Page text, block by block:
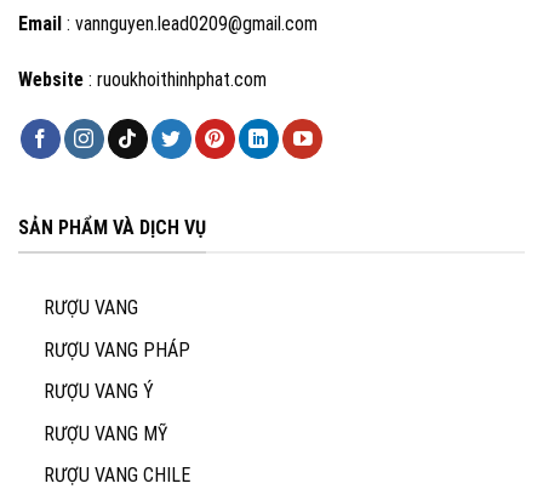
Email : vannguyen.lead0209@gmail.com
Website : ruoukhoithinhphat.com
SẢN PHẨM VÀ DỊCH VỤ
RƯỢU VANG
RƯỢU VANG PHÁP
RƯỢU VANG Ý
RƯỢU VANG MỸ
RƯỢU VANG CHILE